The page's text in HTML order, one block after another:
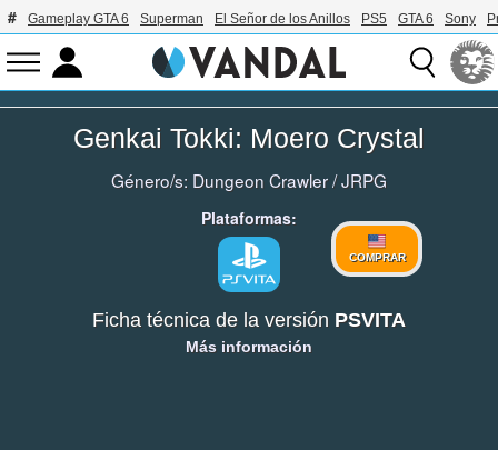
Gameplay GTA 6 Superman El Señor de los Anillos PS5 GTA 6 Sony
Genkai Tokki: Moero Crystal
Género/s: Dungeon Crawler/JRPG
Plataformas:
COMPRAR
Ficha técnica de la versión PSVITA
Más información